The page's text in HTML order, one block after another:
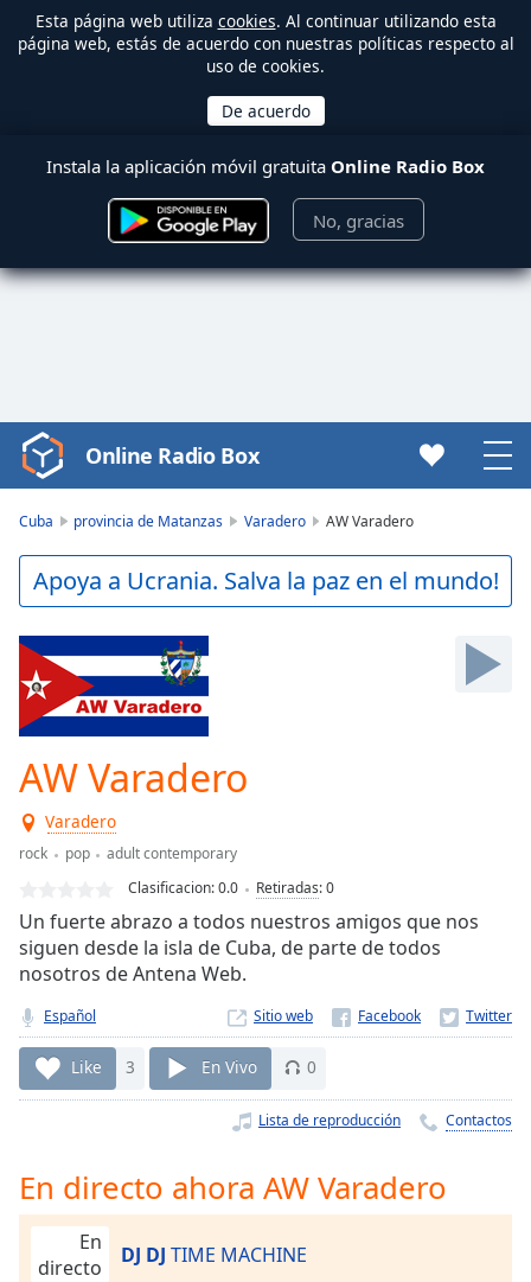
Esta página web utiliza cookies. Al continuar utilizando esta
página web, estás de acuerdo con nuestras políticas respecto al
uso de cookies.
Instala la aplicación móvil gratuita Online Radio Box
No, gracias
Video
Player
Play
Video
Skip
Backward
Skip
Forward
Mute
Current
Time0:00
Duration-:-
Loaded :
Stream
TypeLIVE
Seek to
currently
behind
liveLIVE
Remaining
Time-
Playback
Rate
Chapters
Online Radio Box
Cuba provincia de Matanzas Varadero AW Varadero
Apoya a Ucrania. Salva la paz en el mundo!
AW Varadero
Varadero
rock pop
adult contemporary
Clasificacion:0.0 Retiradas:0
Un fuerte abrazo a todos nuestros amigos que nos
siguen desde la isla de Cuba, de parte de todos
nosotros de Antena Web.
Español Sitio web
Like 3 En Vivo 0
Lista de reproducción Contactos
En directo ahora AW Varadero
En
directo
DJ DJ TIME MACHINE